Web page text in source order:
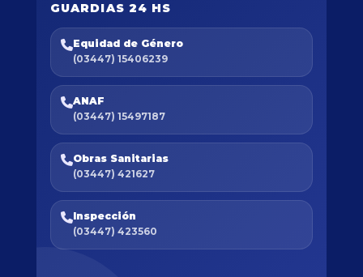
GUARDIAS 24 HS
Equidad de Género
(03447) 15406239
ANAF
(03447) 15497187
Obras Sanitarias
(03447) 421627
Inspección
(03447) 423560